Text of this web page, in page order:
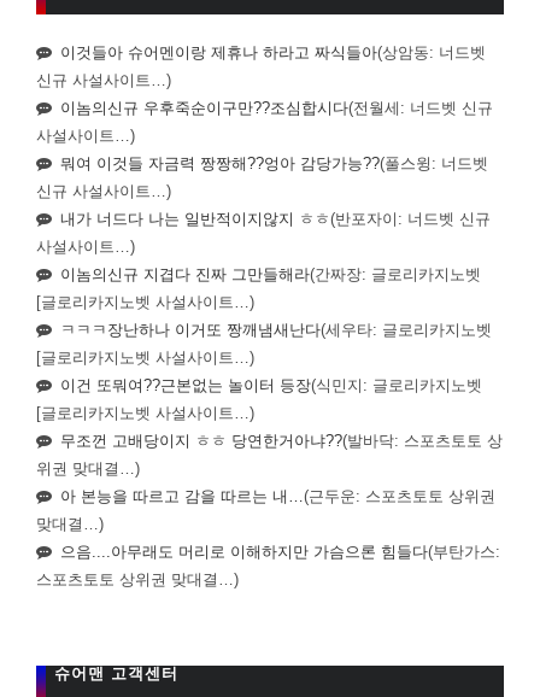
이것들아 슈어멘이랑 제휴나 하라고 짜식들아(상암동: 너드벳
신규 사설사이트…)
이놈의신규 우후죽순이구만??조심합시다(전월세: 너드벳 신규
사설사이트…)
뭐여 이것들 자금력 짱짱해??엉아 감당가능??(풀스윙: 너드벳
신규 사설사이트…)
내가 너드다 나는 일반적이지않지 ㅎㅎ(반포자이: 너드벳 신규
사설사이트…)
이놈의신규 지겹다 진짜 그만들해라(간짜장: 글로리카지노벳
[글로리카지노벳 사설사이트…)
ㅋㅋㅋ장난하나 이거또 짱깨냄새난다(세우타: 글로리카지노벳
[글로리카지노벳 사설사이트…)
이건 또뭐여??근본없는 놀이터 등장(식민지: 글로리카지노벳
[글로리카지노벳 사설사이트…)
무조껀 고배당이지 ㅎㅎ 당연한거아냐??(발바닥: 스포츠토토 상
위권 맞대결…)
아 본능을 따르고 감을 따르는 내…(근두운: 스포츠토토 상위권
맞대결…)
으음....아무래도 머리로 이해하지만 가슴으론 힘들다(부탄가스:
스포츠토토 상위권 맞대결…)
슈어맨 고객센터